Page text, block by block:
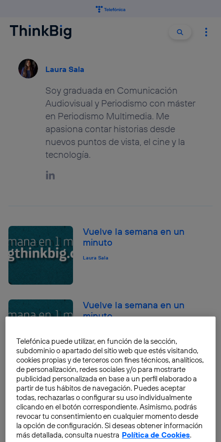
Buscar
Laura Sala
Soy graduada en Comunicación
Audiovisual y Periodismo con máster
en Periodismo Multimedia. Me
apasiona contar historias desde
nuevos puntos de vista, el cine y la
tecnología.
Vuelve la semana en un
minuto
Laura Sala
Vuelve la semana en un
minuto
Vuelve la semana en un
minuto
Laura Sala
Telefónica puede utilizar, en función de la sección,
subdominio o apartado del sitio web que estés visitando,
cookies propias y de terceros con fines técnicos, analíticos,
de personalización, redes sociales y/o para mostrarte
publicidad personalizada en base a un perfil elaborado a
partir de tus hábitos de navegación. Puedes aceptar
todas, rechazarlas o configurar su uso individualmente
clicando en el botón correspondiente. Asimismo, podrás
revocar tu consentimiento en cualquier momento desde
la opción de configuración. Si deseas obtener información
más detallada, consulta nuestra Política de Cookies.